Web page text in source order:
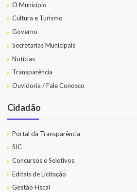
Parecer Prévio TCE
Prestação de Contas
Editais de Licitações (2014-2024)
Acesso à Informação
SIC -Serviço de Informação do Cidadão
Demonstrativo de Receitas e Despesas
Contratos e Aditivos
O Município
Cultura e Turismo
Governo
Secretarias Municipais
Notícias
Transparência
Ouvidoria / Fale Conosco
Cidadão
Portal da Transparência
SIC
Concursos e Seletivos
Editais de Licitação
Gestão Fiscal